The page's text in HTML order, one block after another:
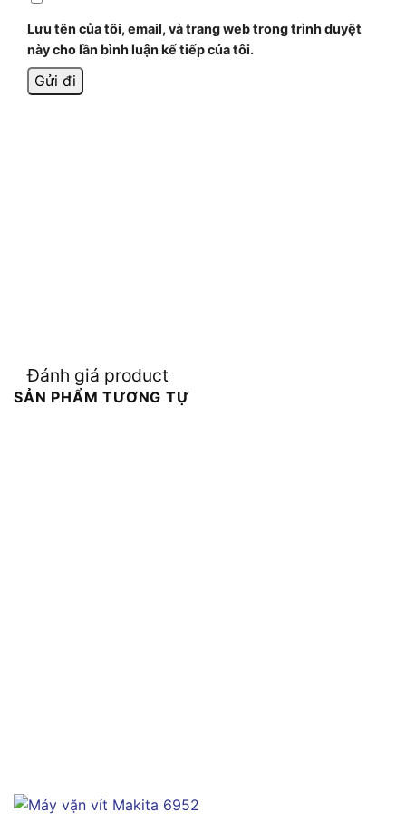
Lưu tên của tôi, email, và trang web trong trình duyệt
này cho lần bình luận kế tiếp của tôi.
Đánh giá product
SẢN PHẨM TƯƠNG TỰ